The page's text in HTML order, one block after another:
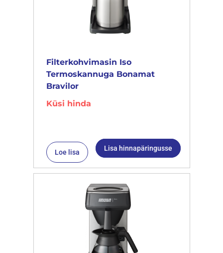
Filterkohvimasin Iso
Termoskannuga Bonamat
Bravilor
Küsi hinda
Loe lisa Lisa hinnapäringusse